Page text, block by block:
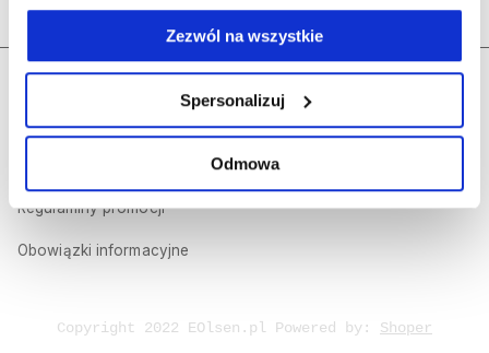
Zezwól na wszystkie
Spersonalizuj
Odmowa
Regulamin sklepu internetowego
Polityka prywatności
Regulaminy promocji
Obowiązki informacyjne
Dołącz do nas
Copyright 2022 EOlsen.pl Powered by: Shoper